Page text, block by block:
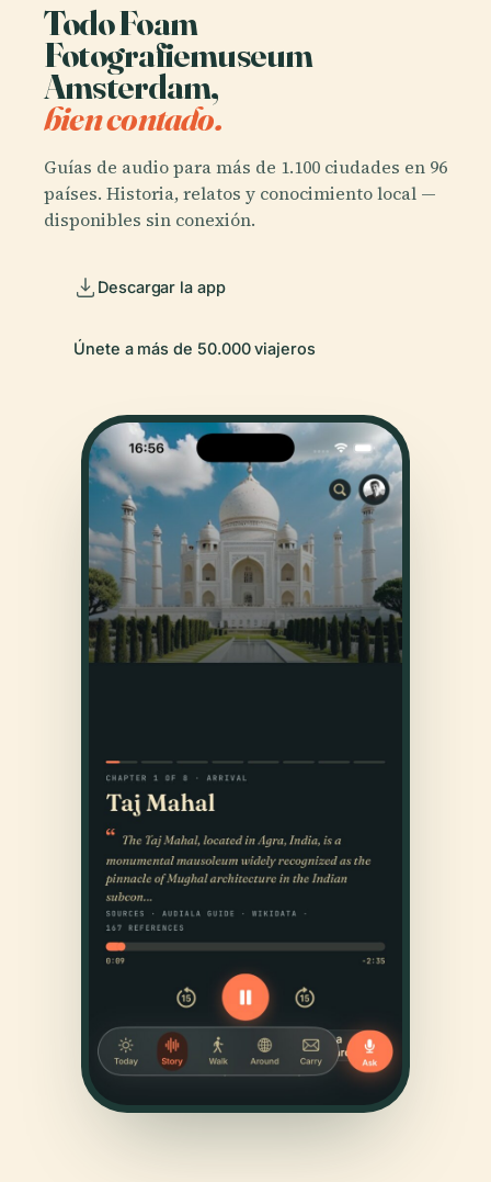
Todo Foam
Fotografiemuseum
Amsterdam,
bien contado.
Guías de audio para más de 1.100 ciudades en 96
países. Historia, relatos y conocimiento local —
disponibles sin conexión.
Descargar la app
Únete a más de 50.000 viajeros